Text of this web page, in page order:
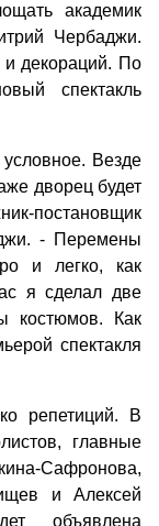
академик
Чербаджи.
декораций. По
спектакль
Везде
дворец будет
постановщик
- Перемены
и легко, как
я сделал две
костюмов. Как
спектакля
репетиций. В
главные
Сафронова,
и Алексей
объявлена